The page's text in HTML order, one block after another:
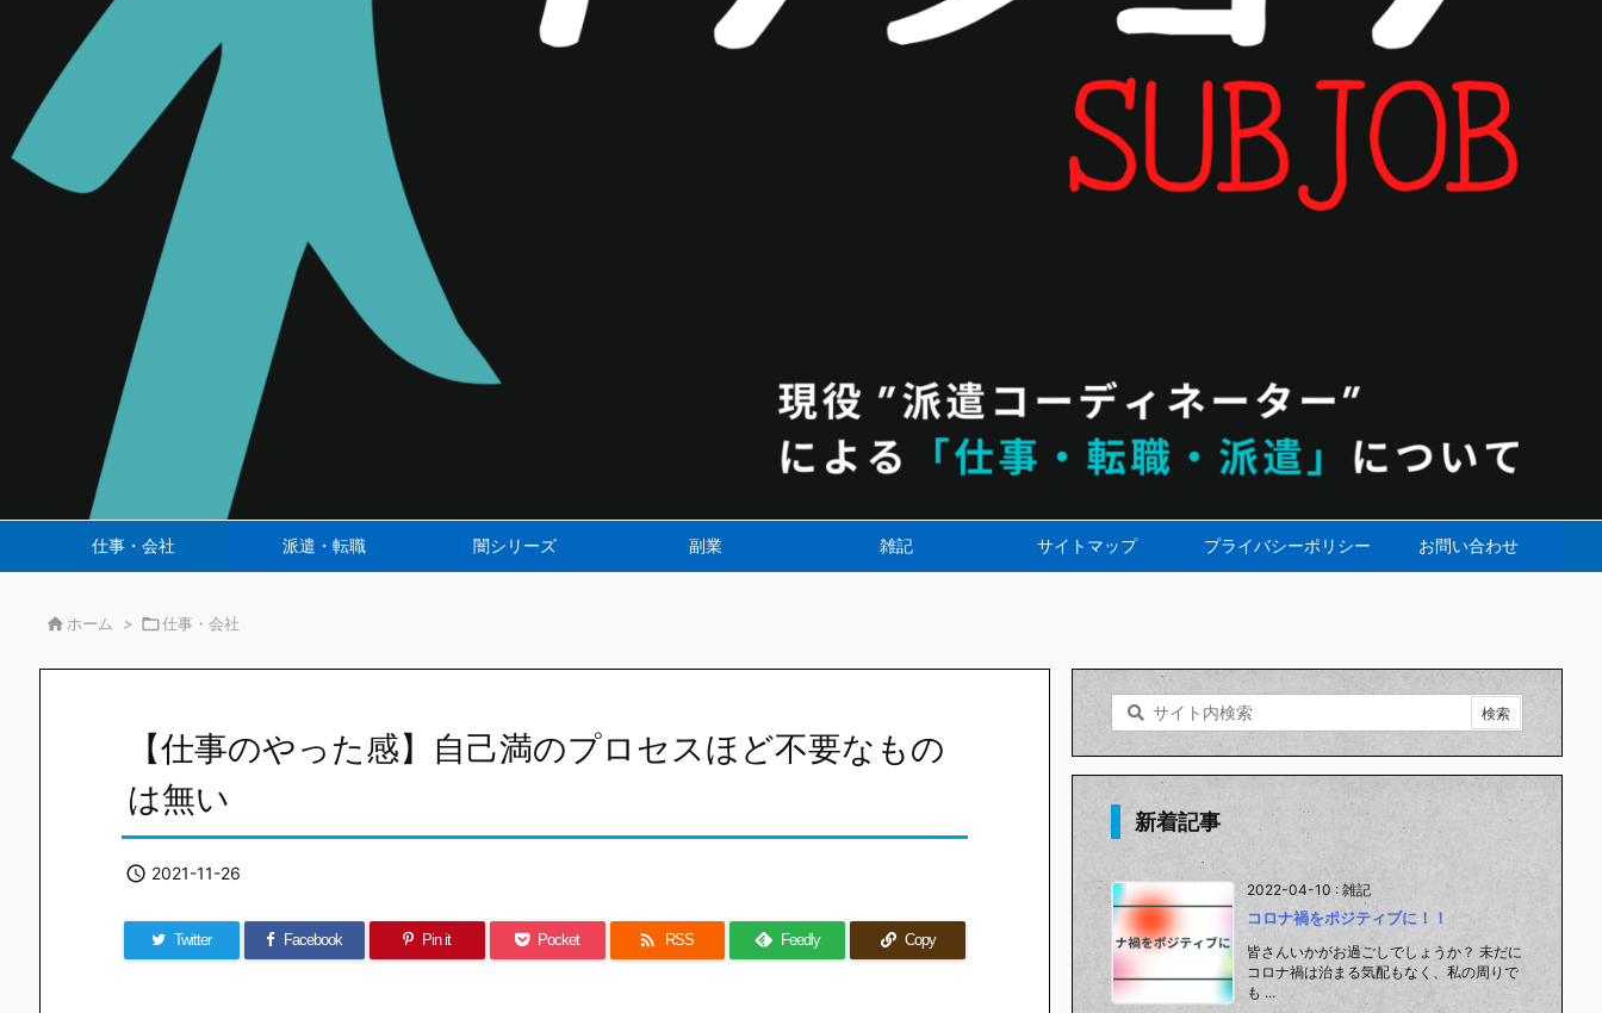
仕事・会社 派遣・転職 闇シリーズ 副業 雑記 サイトマップ プライバシーポリシー お問い合わせ
 ホーム > 仕事・会社
【仕事のやった感】自己満のプロセスほど不要なもの
は無い
 2021-11-26
Twitter Facebook Pin it Pocket  RSS Feedly Copy
新着記事
2022-04-10 : 雑記
コロナ禍をポジティブに！！
皆さんいかがお過ごしでしょうか？ 未だに
コロナ禍は治まる気配もなく、私の周りで
も ...